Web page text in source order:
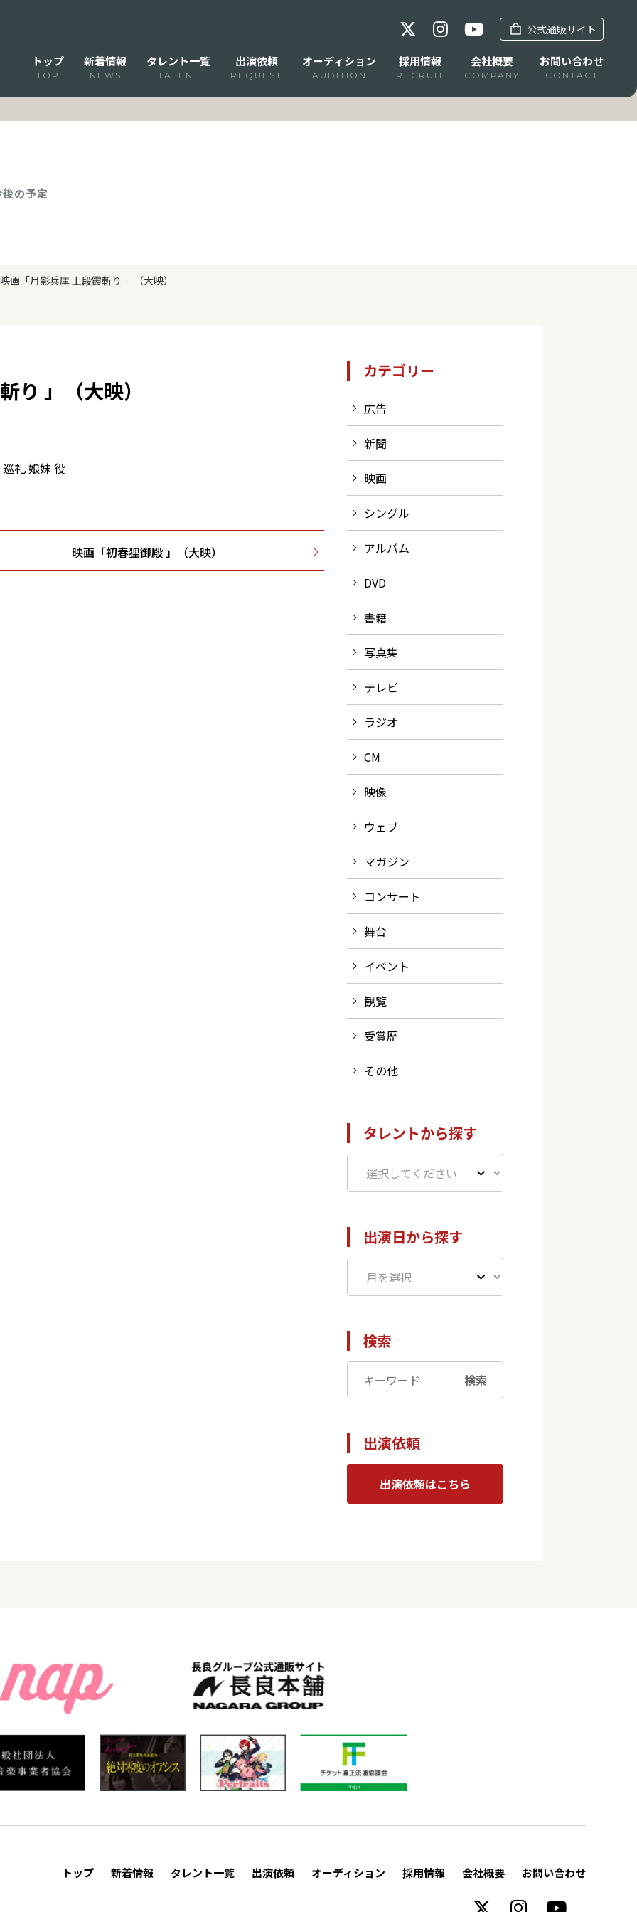
公式通販サイト
トップ
TOP
新着情報
NEWS
タレント一覧
TALENT
出演依頼
REQUEST
オーディション
AUDITION
採用情報
RECRUIT
会社概要
COMPANY
お問い合わせ
CONTACT
の予定
映画「月影兵庫 上段霞斬り 」（大映）
り 」（大映）
礼 娘妹 役
映画「初春狸御殿 」（大映）
カテゴリー
広告
新聞
映画
シングル
アルバム
DVD
書籍
写真集
テレビ
ラジオ
CM
映像
ウェブ
マガジン
コンサート
舞台
イベント
観覧
受賞歴
その他
タレントから探す
出演日から探す
検索
検索
出演依頼
出演依頼はこちら
トップ 新着情報 タレント一覧 出演依頼 オーディション 採用情報 会社概要 お問い合わせ